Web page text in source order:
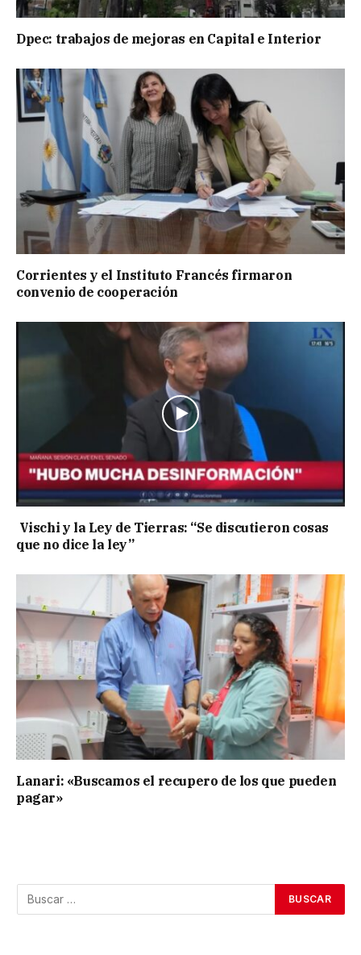
Dpec: trabajos de mejoras en Capital e Interior
Corrientes y el Instituto Francés firmaron
convenio de cooperación
Vischi y la Ley de Tierras: “Se discutieron cosas
que no dice la ley”
Lanari: «Buscamos el recupero de los que pueden
pagar»